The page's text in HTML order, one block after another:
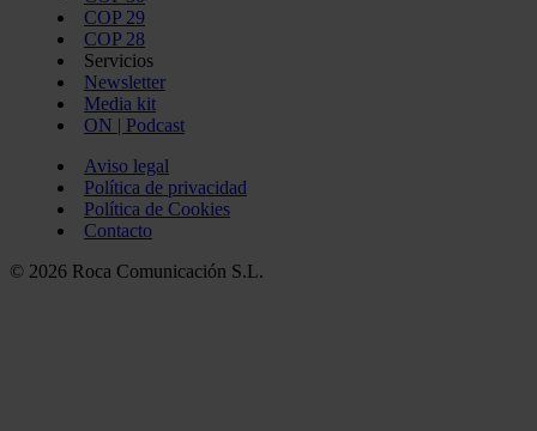
COP 29
COP 28
Servicios
Newsletter
Media kit
ON | Podcast
Aviso legal
Política de privacidad
Política de Cookies
Contacto
© 2026 Roca Comunicación S.L.